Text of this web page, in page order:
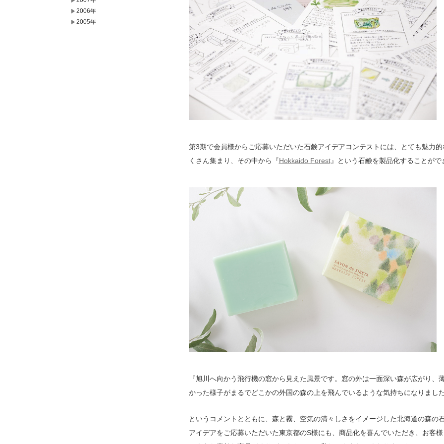
第3期で会員様からご応募いただいた石鹸アイデアコンテストには、とても魅力的
くさん集まり、その中から『Hokkaido Forest』という石鹸を製品化することがで
『旭川へ向かう飛行機の窓から見えた風景です。窓の外は一面深い森が広がり、
かった様子がまるでどこかの外国の森の上を飛んでいるような気持ちになりました
というコメントとともに、森と霧、空気の清々しさをイメージした北海道の森の
アイデアをご応募いただいた東京都のS様にも、商品化を喜んでいただき、お客様
2006年
2005年